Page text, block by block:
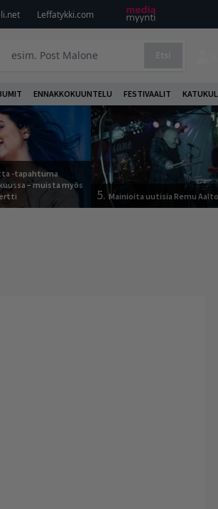
Leffatykki.com
ENNAKKOKUUNTELU FESTIVAALIT
-tapahtuma
– muista myös
5.Mainioita uutisia Remu